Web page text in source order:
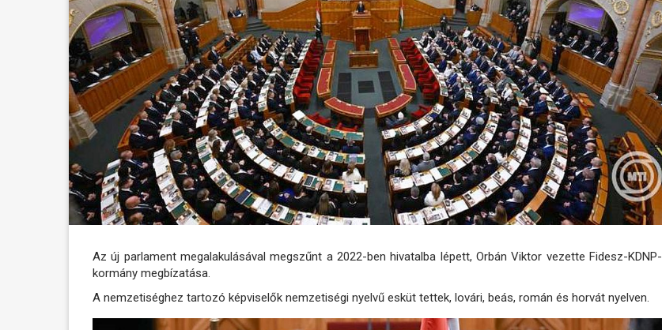
Az új parlament megalakulásával megszűnt a 2022-ben hivatalba lépett, Orbán Viktor vezette Fidesz-KDNP-
kormány megbízatása.
A nemzetiséghez tartozó képviselők nemzetiségi nyelvű esküt tettek, lovári, beás, román és horvát nyelven.